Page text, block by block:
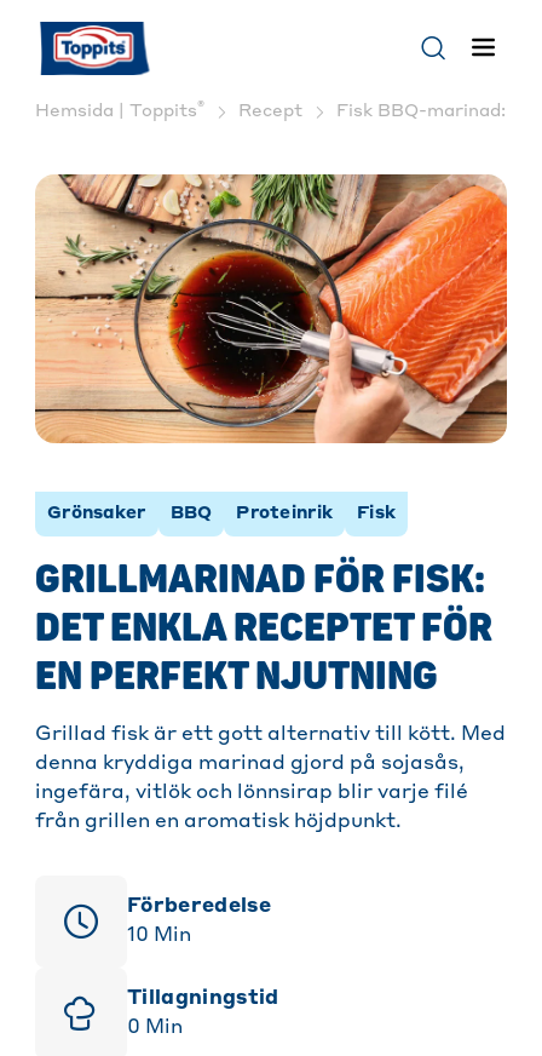
Hemsida | Toppits® Recept Fisk BBQ-marinad:
Grönsaker BBQ Proteinrik Fisk
GRILLMARINAD FÖR FISK:
DET ENKLA RECEPTET FÖR
EN PERFEKT NJUTNING
Grillad fisk är ett gott alternativ till kött. Med
denna kryddiga marinad gjord på sojasås,
ingefära, vitlök och lönnsirap blir varje filé
från grillen en aromatisk höjdpunkt.
Förberedelse
10 Min
Tillagningstid
0 Min